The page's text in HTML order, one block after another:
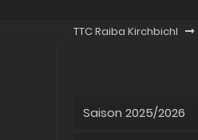
TTC Raiba Kirchbichl
Saison 2025/2026